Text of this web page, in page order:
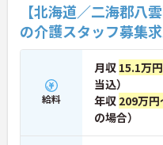
【北海道／二海郡
の介護スタッフ募集
給料
月収 15.1万
当込）
年収 209万
の場合）